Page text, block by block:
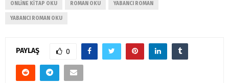
ONLINE KITAP OKU ROMAN OKU YABANCI ROMAN
YABANCI ROMAN OKU
PAYLAŞ 0